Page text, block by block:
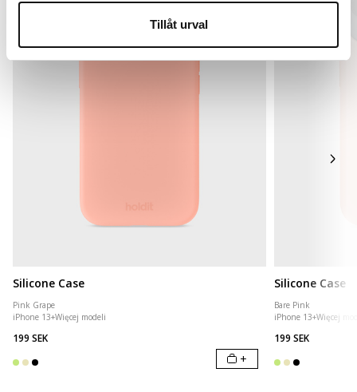
Tillåt urval
Silicone Case
Pink Grape
iPhone 13+Więcej modeli
199 SEK
+
Silicone Case
Bare Pink
iPhone 13+Więcej
199 SEK